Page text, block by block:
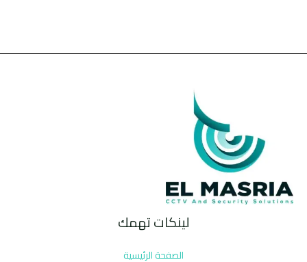
لينكات تهمك
الصفحة الرئيسية